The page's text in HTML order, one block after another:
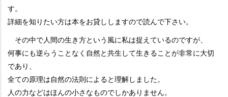
す。
詳細を知りたい方は本をお貸ししますので読んで下さい。
その中で人間の生き方という風に私は捉えているのですが、
何事にも逆らうことなく自然と共生して生きることが非常に大切
であり、
全ての原理は自然の法則によると理解しました。
人の力などはほんの小さなものでしかありません。